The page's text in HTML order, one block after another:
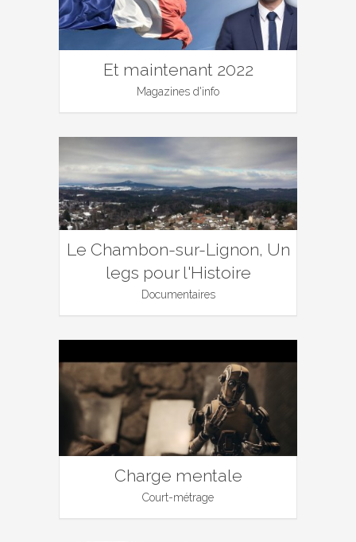
Et maintenant 2022
Magazines d'info
Le Chambon-sur-Lignon, Un
legs pour l'Histoire
Documentaires
Charge mentale
Court-métrage